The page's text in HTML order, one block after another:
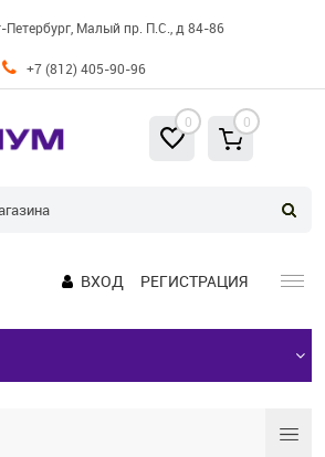
Петербург, Малый пр. П.С., д 84-86
+7 (812) 405-90-96
0 0
ВХОД РЕГИСТРАЦИЯ